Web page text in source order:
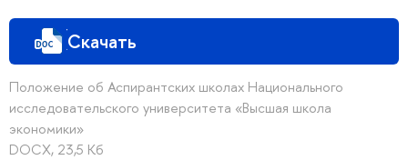
Скачать
Положение об Аспирантских школах Национального
исследовательского университета «Высшая школа
экономики»
DOCX, 23,5 Кб